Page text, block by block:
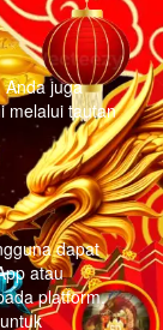
Anda juga
melalui tautan
dapat
atau
platform.